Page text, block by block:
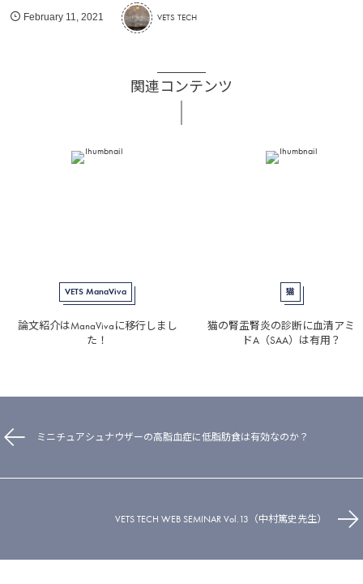
February 11 ,2021 VETS TECH
関連コンテンツ
VETS ManaViva
論文紹介はManaVivaに移行しまし
た！
猫
猫の腎盂腎炎の診断に血清アミ
ドA（SAA）は有用？
ミニチュアシュナウザーの高脂血症に低脂肪食は有効なのか？
VETS TECH WEB SEMINAR Vol.13（中村篤史先生）